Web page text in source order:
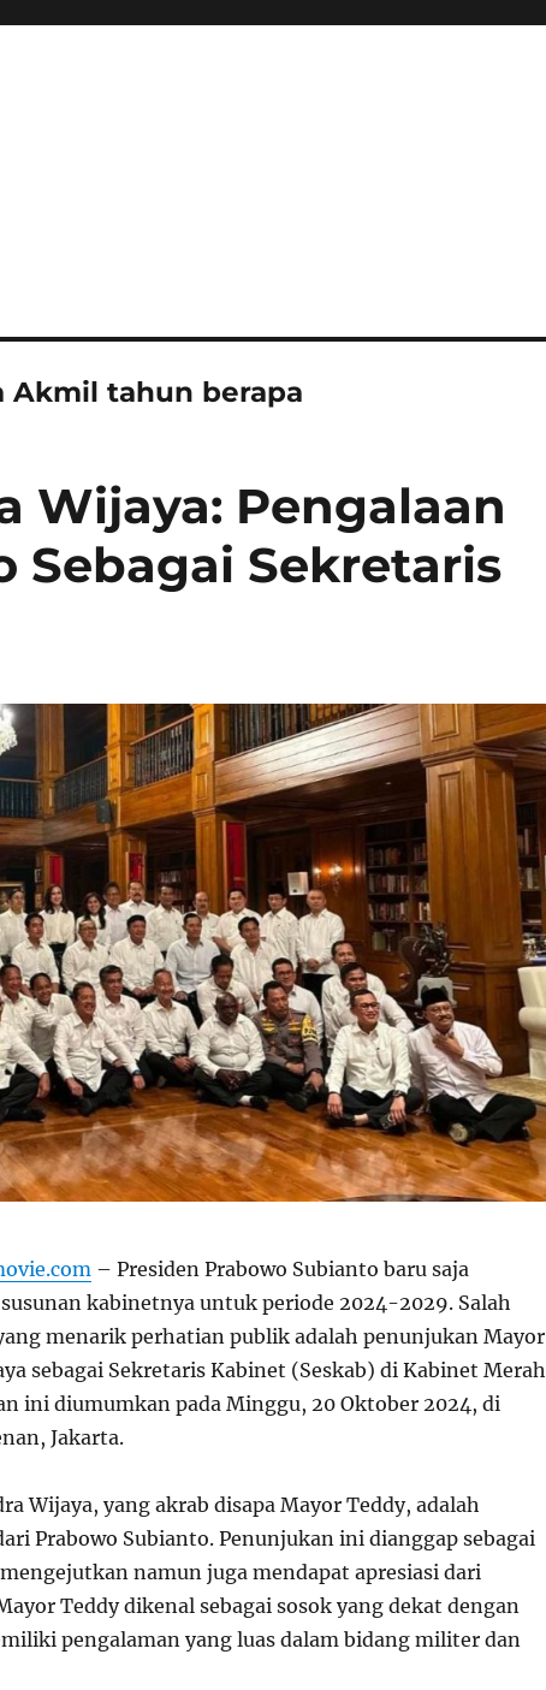
Akmil tahun berapa
Wijaya: Pengalaan
Sebagai Sekretaris
– Presiden Prabowo Subianto baru saja
kabinetnya untuk periode 2024-2029. Salah
menarik perhatian publik adalah penunjukan Mayor
sebagai Sekretaris Kabinet (Seskab) di Kabinet Merah
ini diumumkan pada Minggu, 20 Oktober 2024, di
Jakarta.
Wijaya, yang akrab disapa Mayor Teddy, adalah
Prabowo Subianto. Penunjukan ini dianggap sebagai
namun juga mendapat apresiasi dari
Teddy dikenal sebagai sosok yang dekat dengan
pengalaman yang luas dalam bidang militer dan